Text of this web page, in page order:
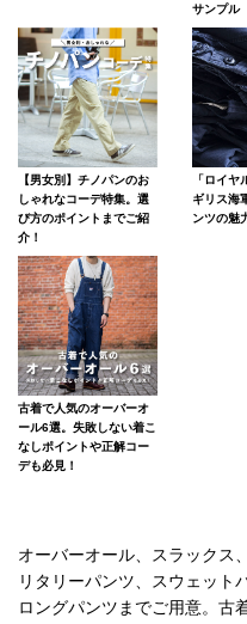
サンプル
【男女別】チノパンのお
しゃれなコーデ特集。選
び方のポイントまでご紹
介！
「ロイヤ
ギリス海
ンツの魅
古着で人気のオーバーオ
ール6選。失敗しない着こ
なしポイントや正解コー
デも必見！
オーバーオール、スラックス
リタリーパンツ、スウェット
ロングパンツまでご用意。古